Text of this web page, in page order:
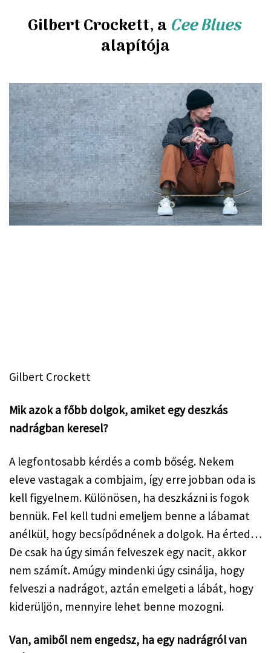
Gilbert Crockett, a Cee Blues
alapítója
Gilbert Crockett
Mik azok a főbb dolgok, amiket egy deszkás
nadrágban keresel?
A legfontosabb kérdés a comb bőség. Nekem
eleve vastagak a combjaim, így erre jobban oda is
kell figyelnem. Különösen, ha deszkázni is fogok
bennük. Fel kell tudni emeljem benne a lábamat
anélkül, hogy becsípődnének a dolgok. Ha érted…
De csak ha úgy simán felveszek egy nacit, akkor
nem számít. Amúgy mindenki úgy csinálja, hogy
felveszi a nadrágot, aztán emelgeti a lábát, hogy
kiderüljön, mennyire lehet benne mozogni.
Van, amiből nem engedsz, ha egy nadrágról van